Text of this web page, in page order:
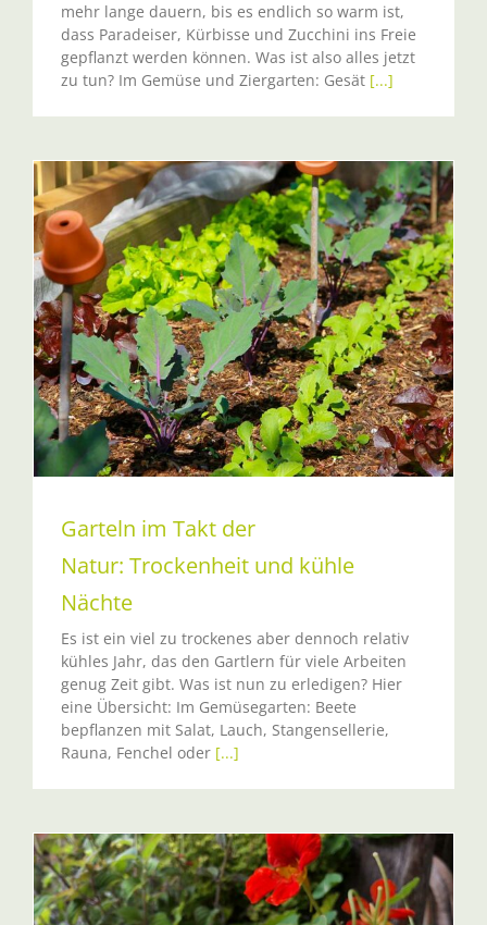
mehr lange dauern, bis es endlich so warm ist,
dass Paradeiser, Kürbisse und Zucchini ins Freie
gepflanzt werden können. Was ist also alles jetzt
zu tun? Im Gemüse und Ziergarten: Gesät [...]
Garteln im Takt der
Natur: Trockenheit und kühle
Nächte
Es ist ein viel zu trockenes aber dennoch relativ
kühles Jahr, das den Gartlern für viele Arbeiten
genug Zeit gibt. Was ist nun zu erledigen? Hier
eine Übersicht: Im Gemüsegarten: Beete
bepflanzen mit Salat, Lauch, Stangensellerie,
Rauna, Fenchel oder [...]